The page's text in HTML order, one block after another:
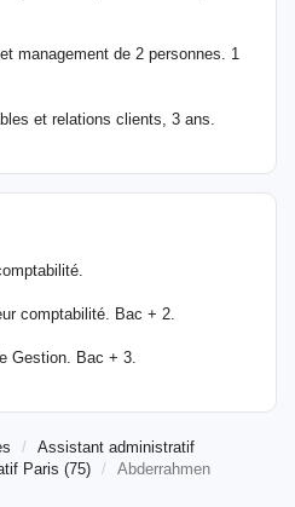
management de 2 personnes. 1
et relations clients, 3 ans.
comptabilité. Bac + 2.
Gestion. Bac + 3.
Assistant administratif
Paris (75)
Abderrahmen